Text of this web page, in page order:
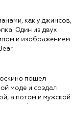
как у джинсов,
Один из двух
и изображением
пошел
моде и создал
а потом и мужской
была